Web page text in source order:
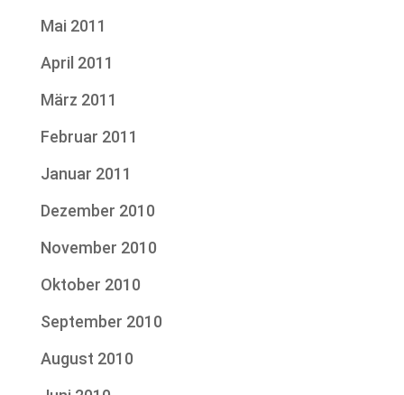
Mai 2011
April 2011
März 2011
Februar 2011
Januar 2011
Dezember 2010
November 2010
Oktober 2010
September 2010
August 2010